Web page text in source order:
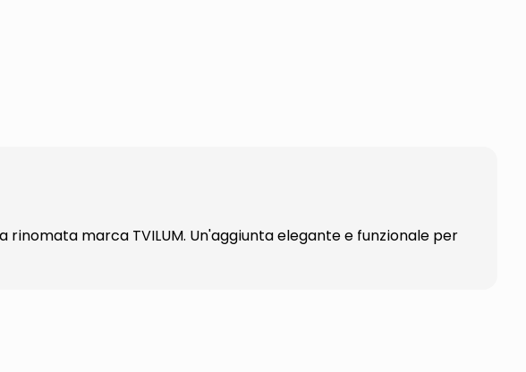
marca TVILUM. Un'aggiunta elegante e funzionale per